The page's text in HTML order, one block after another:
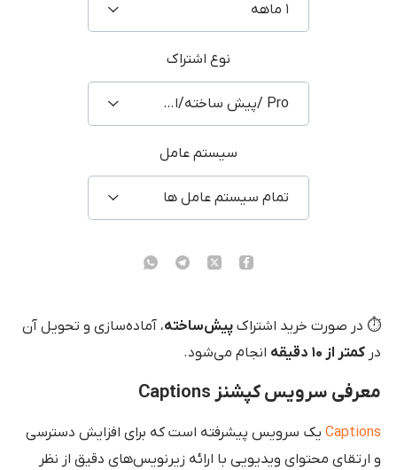
۱ ماهه
نوع اشتراک
Pro /پیش ساخته/اشتراکی
سیستم عامل
تمام سیستم عامل ها
⏱️ در صورت خرید اشتراک پیش‌ساخته، آماده‌سازی و تحویل آن
در کمتر از ۱۰ دقیقه انجام می‌شود.
معرفی سرویس کپشنز Captions
Captions یک سرویس پیشرفته است که برای افزایش دسترسی
و ارتقای محتوای ویدیویی با ارائه زیرنویس‌های دقیق از نظر